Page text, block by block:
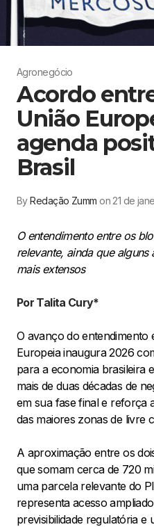
Agronegócio
Acordo
União
agenda
Brasil
ByRedação Zumm on 21 de
O entendimento entre os
relevante, ainda que
mais extensos
Por Talita Cury*
O avanço do
Europeia inaugura 2026
para a economia brasileira
mais de duas décadas de
em sua fase final e reforça
das maiores zonas de livre
A aproximação entre os
que somam cerca de 720
uma parcela relevante do
representa acesso
previsibilidade regulatória